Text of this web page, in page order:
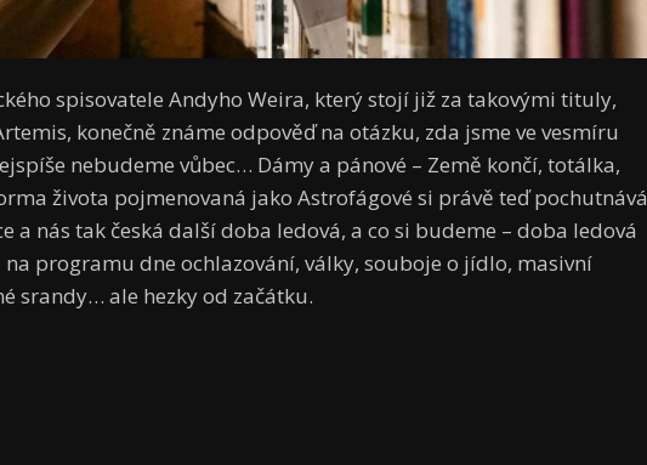
spisovatele Andyho Weira, který stojí již za takovými tituly,
konečně známe odpověď na otázku, zda jsme ve vesmíru
nebudeme vůbec… Dámy a pánové – Země končí, totálka,
života pojmenovaná jako Astrofágové si právě teď pochutnává
a nás tak česká další doba ledová, a co si budeme – doba ledová
na programu dne ochlazování, války, souboje o jídlo, masivní
srandy… ale hezky od začátku.